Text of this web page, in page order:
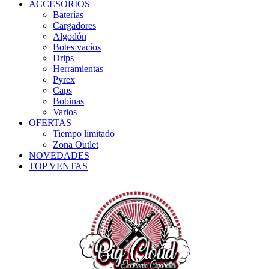
ACCESORIOS
Baterías
Cargadores
Algodón
Botes vacíos
Drips
Herramientas
Pyrex
Caps
Bobinas
Varios
OFERTAS
Tiempo límitado
Zona Outlet
NOVEDADES
TOP VENTAS